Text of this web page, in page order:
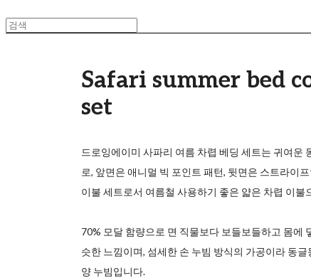
Safari summer bed
set
드로잉에이미 사파리 여름 차렵 베딩 세트는 귀여운
로, 앞면은 애니멀 빅 포인트 패턴, 뒷면은 스트라이
이불 세트로서 여름철 사용하기 좋은 얇은 차렵 이불
70% 모달 함량으로 면 직물보다 보들보들하고 몸에
슷한 느낌이며, 섬세한 손 누빔 방식의 가공이라 동
양 누빔입니다.